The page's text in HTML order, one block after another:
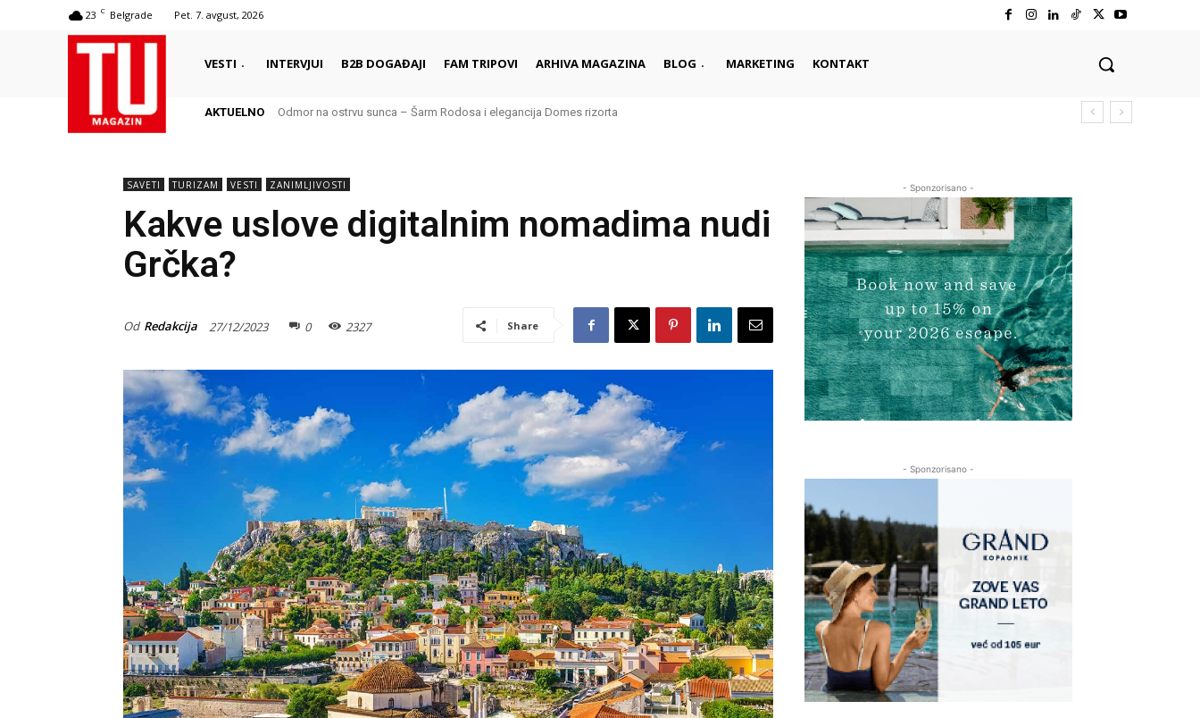
23 C Belgrade Pet. 7. avgust, 2026
VESTI INTERVJUI B2B DOGAĐAJI FAM TRIPOVI ARHIVA MAGAZINA BLOG MARKETING KONTAKT
AKTUELNO Odmor na ostrvu sunca – Šarm Rodosa i elegancija Domes rizorta
SAVETI TURIZAM VESTI ZANIMLJIVOSTI
Kakve uslove digitalnim nomadima nudi
Grčka?
Od Redakcija 27/12/2023 0 2327 Share
- Sponzorisano -
- Sponzorisano -